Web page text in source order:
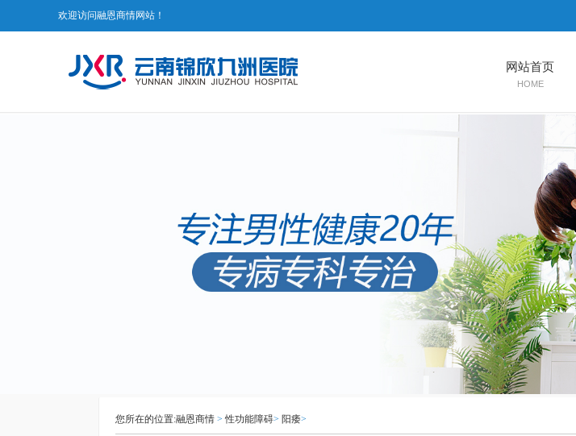
欢迎访问融恩商情网站！
网站首页
HOME
您所在的位置:融恩商情 >性功能障碍> 阳痿>